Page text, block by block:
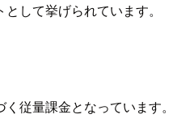
して挙げられています。
従量課金となっています。